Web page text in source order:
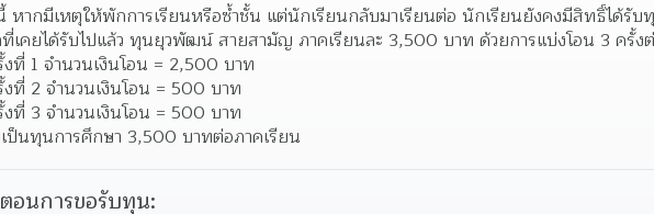
หากมีเหตุให้พักการเรียนหรือซ้ำชั้น แต่นักเรียนกลับมาเรียนต่อ นักเรียนยังคงมีสิทธิ์ได้รับ
เคยได้รับไปแล้ว ทุนยุวพัฒน์ สายสามัญ ภาคเรียนละ 3,500 บาท ด้วยการแบ่งโอน 3 ครั้ง
ที่ 1 จำนวนเงินโอน = 2,500 บาท
ที่ 2 จำนวนเงินโอน = 500 บาท
ที่ 3 จำนวนเงินโอน = 500 บาท
ป็นทุนการศึกษา 3,500 บาทต่อภาคเรียน
อนการขอรับทุน: